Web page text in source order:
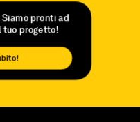
pronti ad
tuo progetto!